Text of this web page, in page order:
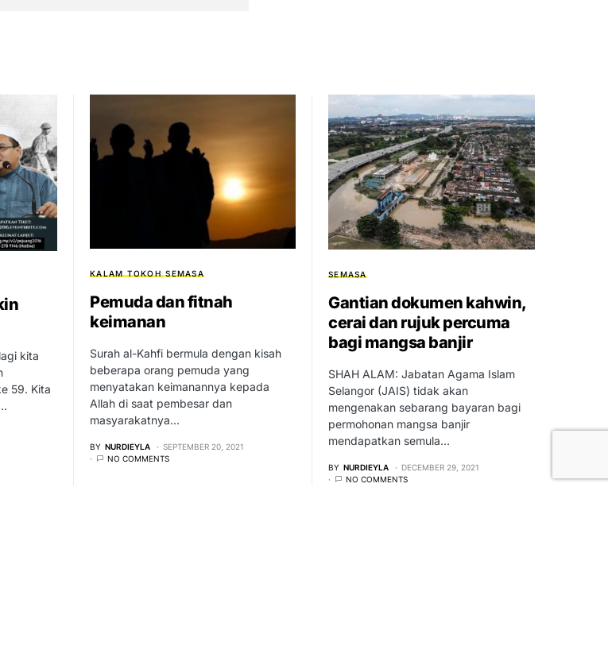
kita
59. Kita
KALAM TOKOH SEMASA
Pemuda dan fitnah
keimanan
Surah al-Kahfi bermula dengan kisah
beberapa orang pemuda yang
menyatakan keimanannya kepada
Allah di saat pembesar dan
masyarakatnya…
BY NURDIEYLA
SEPTEMBER 20, 2021
NO COMMENTS
SEMASA
Gantian dokumen kahwin,
cerai dan rujuk percuma
bagi mangsa banjir
SHAH ALAM: Jabatan Agama Islam
Selangor (JAIS) tidak akan
mengenakan sebarang bayaran bagi
permohonan mangsa banjir
mendapatkan semula…
BY NURDIEYLA
DECEMBER 29, 2021
NO COMMENTS